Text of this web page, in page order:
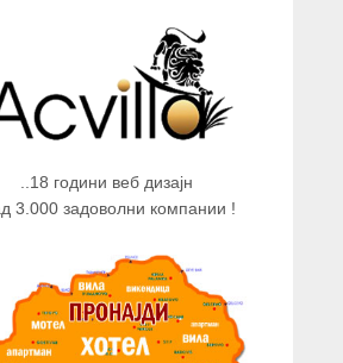
..18 години веб дизајн
3.000 задоволни компании !